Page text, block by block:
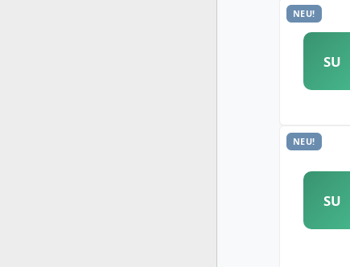
NEU!
SU
NEU!
SU